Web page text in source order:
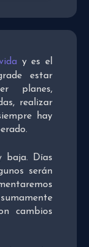
y es el
estar
planes,
realizar
hay
baja. Días
serán
cambios